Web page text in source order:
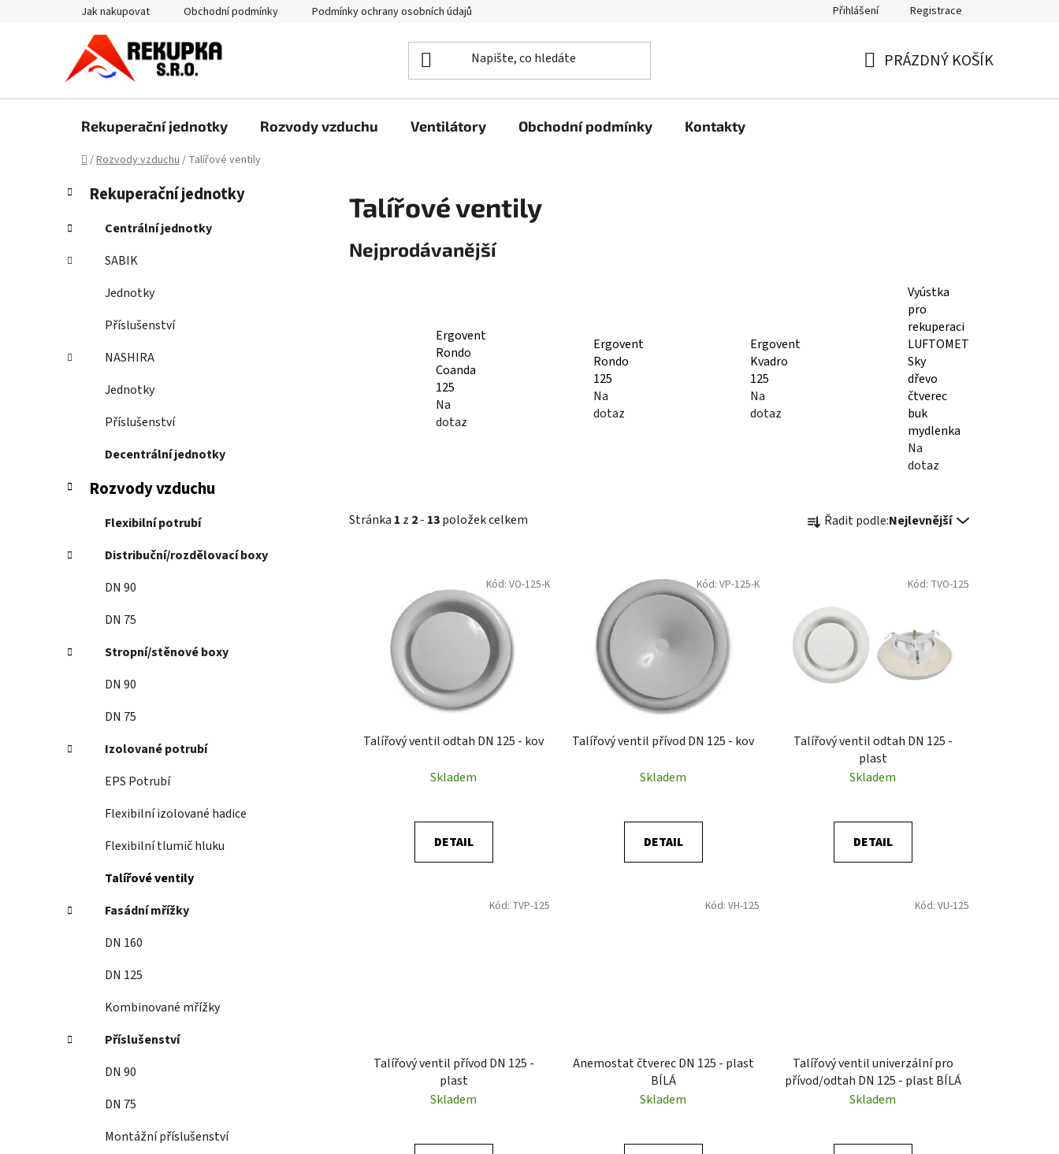
Jak nakupovat Obchodní podmínky Podmínky ochrany osobních údajů Přihlášení Registrace
PRÁZDNÝ KOŠÍK
Rekuperační jednotky Rozvody vzduchu Ventilátory Obchodní podmínky Kontakty
Domů
/Rozvody vzduchu/ Talířové ventily
P
s
r
í
Přeskočit
kategorie
K
a
e
g
Rekuperační jednotky
Centrální jednotky
SABIK
Jednotky
Příslušenství
NASHIRA
Jednotky
Příslušenství
Decentrální jednotky
Rozvody vzduchu
Flexibilní potrubí
Distribuční/rozdělovací boxy
DN 90
DN 75
Stropní/stěnové boxy
DN 90
DN 75
Izolované potrubí
EPS Potrubí
Flexibilní izolované hadice
Flexibilní tlumič hluku
Talířové ventily
Fasádní mřížky
DN 160
DN 125
Kombinované mřížky
Příslušenství
DN 90
DN 75
Montážní příslušenství
Talířové ventily
Nejprodávanější
Ergovent
Rondo
Coanda
125
Na
dotaz
Ergovent
Rondo
125
Na
dotaz
Ergovent
Kvadro
125
Na
dotaz
Vyústka
pro
rekuperaci
LUFTOMET
Sky
dřevo
čtverec
buk
mydlenka
Na
dotaz
Stránka 1 z 2- 13položek celkem
a
í
p
r
o
k
Řadit podle:Nejlevnější
Talířový ventil odtah DN 125 - kov
Skladem
DETAIL
Kód: VO-125-K
Talířový ventil přívod DN 125 - kov
Skladem
DETAIL
Kód: VP-125-K
Talířový ventil odtah DN 125 -
plast
Skladem
DETAIL
Kód: TVO-125
Talířový ventil přívod DN 125 -
plast
Skladem
Kód: TVP-125
Anemostat čtverec DN 125 - plast
BÍLÁ
Skladem
Kód: VH-125
Talířový ventil univerzální pro
přívod/odtah DN 125 - plast BÍLÁ
Skladem
Kód: VU-125